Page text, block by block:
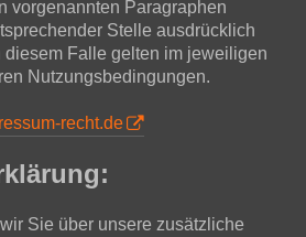
vorgenannten Paragraphen
Stelle ausdrücklich
Falle gelten im jeweiligen
Nutzungsbedingungen.
recht.de
Sie über unsere zusätzliche